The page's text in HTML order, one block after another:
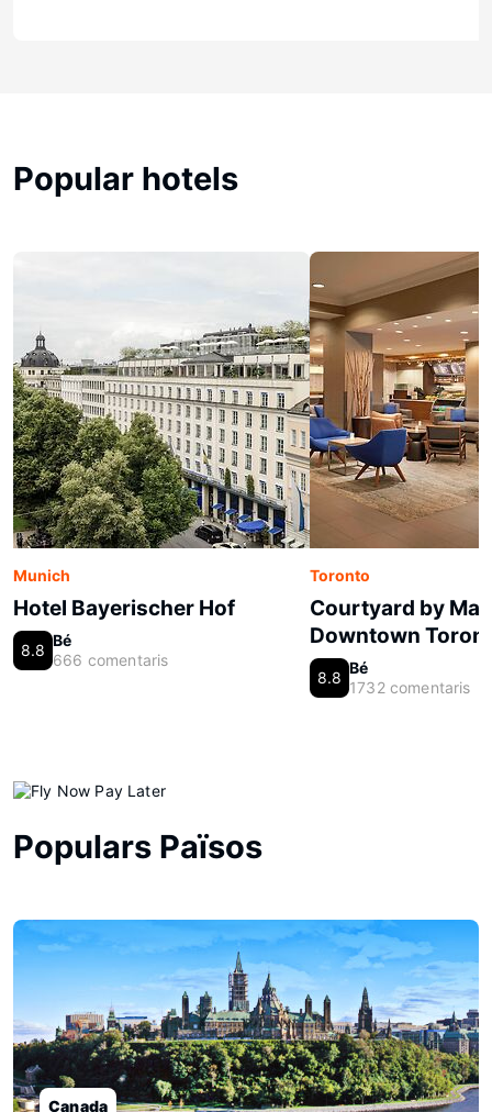
Popular hotels
Munich
Hotel Bayerischer Hof
8.8
Bé
666 comentaris
Toronto
Courtyard by
Downtown
8.8
Bé
1732 comentaris
Populars Països
Canada